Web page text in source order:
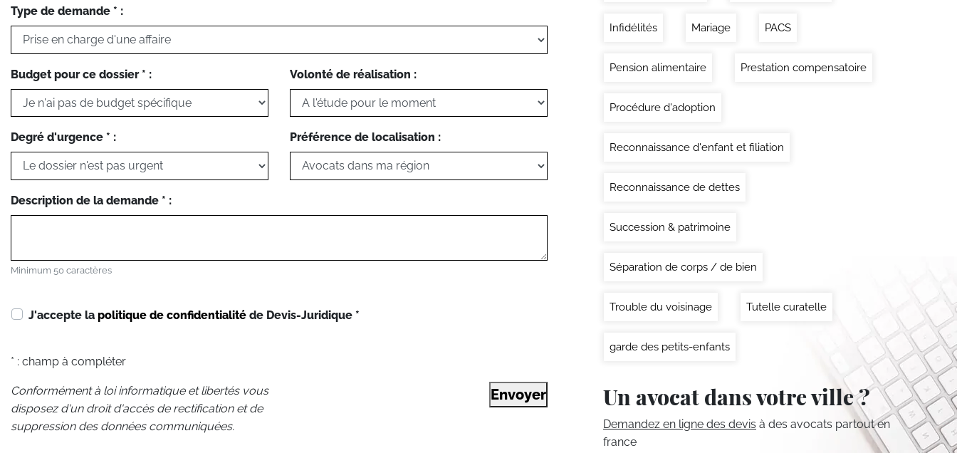
Type de demande * :
Budget pour ce dossier * : Volonté de réalisation :
Degré d'urgence * : Préférence de localisation :
Description de la demande * :
Minimum 50 caractères
J'accepte la politique de confidentialité de Devis-Juridique *
* : champ à compléter
Conformément à loi informatique et libertés vous
disposez d'un droit d'accès de rectification et de
suppression des données communiquées.
Envoyer
Infidélités Mariage PACS
Pension alimentaire Prestation compensatoire
Procédure d'adoption
Reconnaissance d'enfant et filiation
Reconnaissance de dettes
Succession & patrimoine
Séparation de corps / de bien
Trouble du voisinage Tutelle curatelle
garde des petits-enfants
Un avocat dans votre ville ?
Demandez en ligne des devis à des avocats partout en
france